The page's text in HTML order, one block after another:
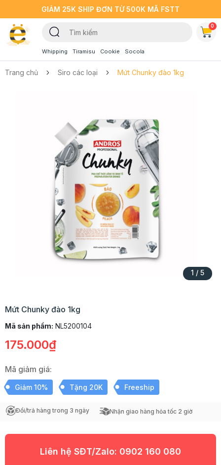
GIẢM 25K SHIP ĐƠN TỪ 500K MÃ FSTT
Whipping Tiramisu Cookie Socola
0
Trang chủ Siro các loại Mứt Chunky đào 1kg
1 / 5
Mứt Chunky đào 1kg
Mã sản phẩm: NL5200104
175.000₫
Mã giảm giá:
Giảm 10% Tặng 20K Freeship
Đổi/trả hàng trong 3 ngày Nhận giao hàng hỏa tốc 2 giờ
Liên hệ SĐT/Zalo: 0902 160 080